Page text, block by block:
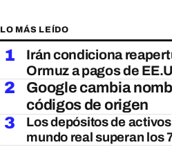
LO MÁS LEÍDO
1
Irán condiciona
Ormuz a pagos de
2
Google cambia
códigos de origen
3
Los depósitos de
mundo real superan los